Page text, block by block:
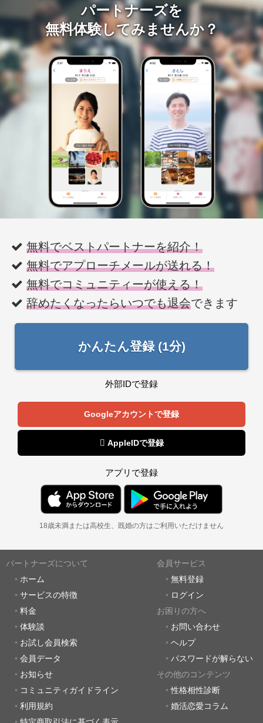
パートナーズを
無料体験してみませんか？
無料でベストパートナーを紹介！
無料でアプローチメールが送れる！
無料でコミュニティーが使える！
辞めたくなったらいつでも退会できます
かんたん登録 (1分)
外部IDで登録
Googleアカウントで登録
 AppleIDで登録
アプリで登録
18歳未満または高校生、既婚の方はご利用いただけません
パートナーズについて
ホーム
サービスの特徴
料金
体験談
お試し会員検索
会員データ
お知らせ
コミュニティガイドライン
利用規約
会員サービス
無料登録
ログイン
お困りの方へ
お問い合わせ
ヘルプ
パスワードが解らない
その他のコンテンツ
性格相性診断
婚活恋愛コラム